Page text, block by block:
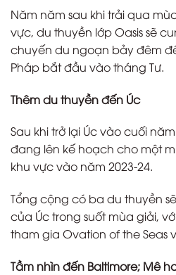
Năm năm sau khi trải qua
vực, du thuyền lớp Oasis sẽ
chuyến du ngoạn bảy đêm
Pháp bắt đầu vào tháng Tư.
Thêm du thuyền đến Úc
Sau khi trở lại Úc vào cuối
đang lên kế hoạch cho một
khu vực vào năm 2023-24.
Tổng cộng có ba du thuyền
của Úc trong suốt mùa giải,
tham gia Ovation of the Seas
Tầm nhìn đến Baltimore; Mê